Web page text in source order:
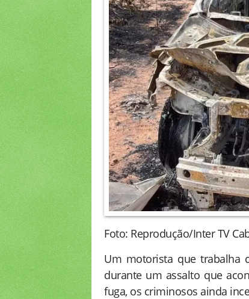
Foto: Reprodução/Inter TV
Um motorista que trabalha
durante um assalto que
fuga, os criminosos ainda